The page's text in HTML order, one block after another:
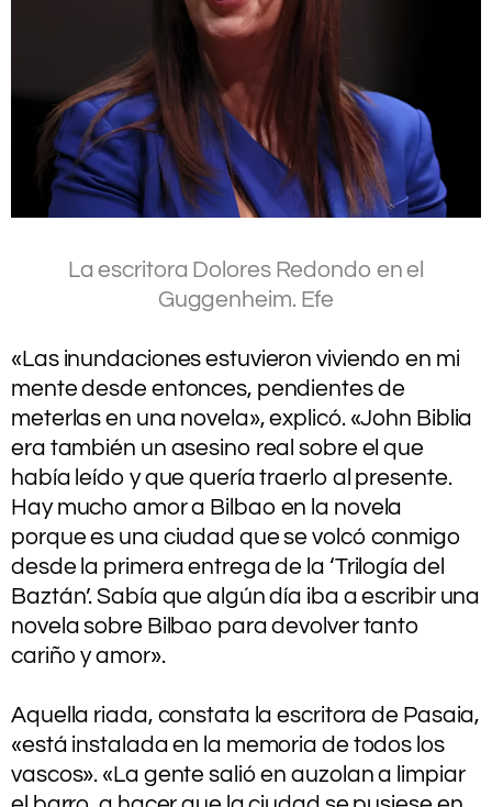
La escritora Dolores Redondo en el
Guggenheim. Efe
«Las inundaciones estuvieron viviendo en mi
mente desde entonces, pendientes de
meterlas en una novela», explicó. «John Biblia
era también un asesino real sobre el que
había leído y que quería traerlo al presente.
Hay mucho amor a Bilbao en la novela
porque es una ciudad que se volcó conmigo
desde la primera entrega de la ‘Trilogía del
Baztán’. Sabía que algún día iba a escribir una
novela sobre Bilbao para devolver tanto
cariño y amor».
Aquella riada, constata la escritora de Pasaia,
«está instalada en la memoria de todos los
vascos». «La gente salió en auzolan a limpiar